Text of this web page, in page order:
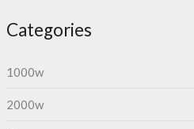
Categories
1000w
2000w